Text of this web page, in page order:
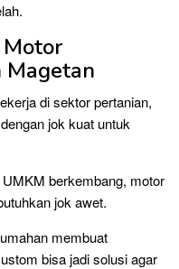
Magetan
di sektor pertanian,
jok kuat untuk
berkembang, motor
jok awet.
membuat
bisa jadi solusi agar